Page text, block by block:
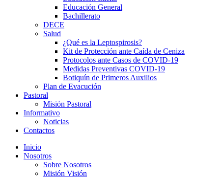
Educación General
Bachillerato
DECE
Salud
¿Qué es la Leptospirosis?
Kit de Protección ante Caída de Ceniza
Protocolos ante Casos de COVID-19
Medidas Preventivas COVID-19
Botiquín de Primeros Auxilios
Plan de Evacución
Pastoral
Misión Pastoral
Informativo
Noticias
Contactos
Inicio
Nosotros
Sobre Nosotros
Misión Visión